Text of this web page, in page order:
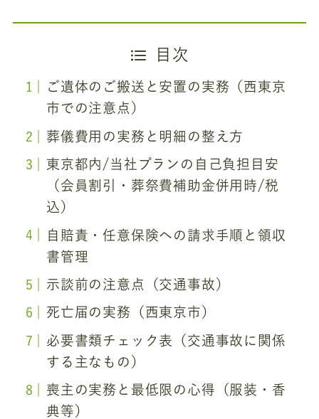
目次
ご遺体のご搬送と安置の実務（西東京
市での注意点）
葬儀費用の実務と明細の整え方
東京都内/当社プランの自己負担目安
（会員割引・葬祭費補助金併用時/税
込）
自賠責・任意保険への請求手順と領収
書管理
示談前の注意点（交通事故）
死亡届の実務（西東京市）
必要書類チェック表（交通事故に関係
する主なもの）
喪主の実務と最低限の心得（服装・香
典等）